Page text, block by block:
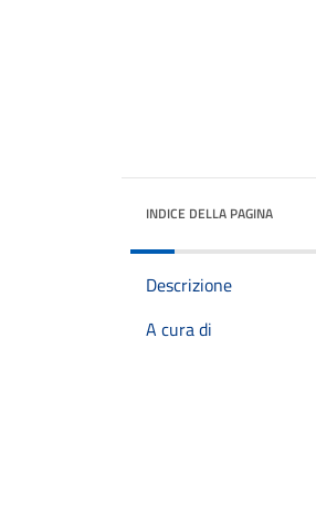
INDICE DELLA PAGINA
Descrizione
A cura di